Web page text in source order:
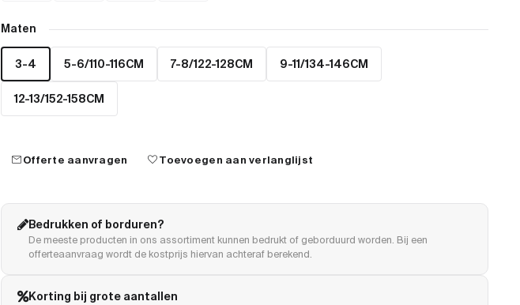
Maten
3-4 5-6/110-116CM 7-8/122-128CM 9-11/134-146CM
12-13/152-158CM
mailOfferte aanvragen favoriteToevoegen aan verlanglijst
Bedrukken of borduren?
De meeste producten in ons assortiment kunnen bedrukt of geborduurd worden. Bij een
offerteaanvraag wordt de kostprijs hiervan achteraf berekend.
Korting bij grote aantallen